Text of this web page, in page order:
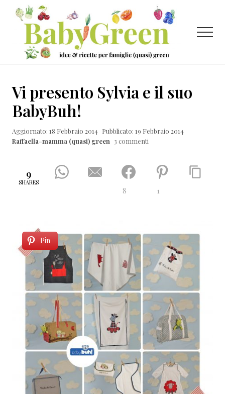
Menu
Passa
contenuto
principale
Passa
laterale
primaria
Passa
ricette
per
famiglie
Menu
Vi presento Sylvia e il suo
BabyBuh!
Aggiornato: 18 Febbraio 2014 Pubblicato: 19 Febbraio 2014
Raffaella-mamma (quasi) green 3 commenti
9
SHARES
8 1
Pin